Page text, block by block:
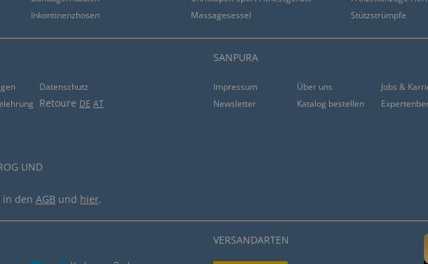
Inkontinenzhosen Massagesessel Stützstrümpfe
Datenschutz
Retoure DE AT
UND
in den AGB und hier.
SANPURA
Impressum Über uns
Jobs &
Newsletter
Katalog bestellen
VERSANDARTEN